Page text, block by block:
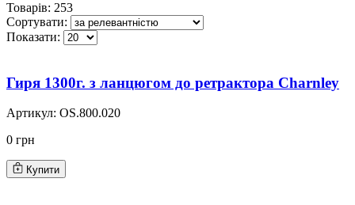
Товарів: 253
Сортувати:
Показати:
Гиря 1300г. з ланцюгом до ретрактора Charnley
Артикул: OS.800.020
0 грн
Купити